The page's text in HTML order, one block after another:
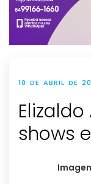
10 DE ABRIL DE
shows